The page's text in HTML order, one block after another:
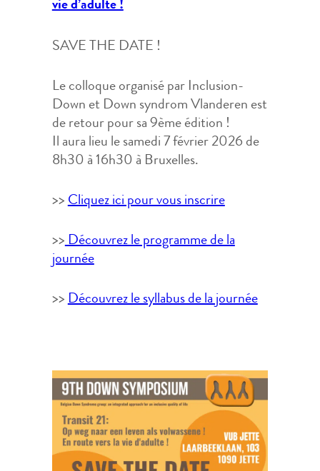
vie d’adulte !
SAVE THE DATE !
Le colloque organisé par Inclusion-
Down et Down syndrom Vlanderen est
de retour pour sa 9ème édition !
Il aura lieu le samedi 7 février 2026 de
8h30 à 16h30 à Bruxelles.
>> Cliquez ici pour vous inscrire
>> Découvrez le programme de la
journée
>> Découvrez le syllabus de la journée